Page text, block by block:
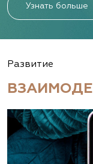
Узнать больше
Развитие